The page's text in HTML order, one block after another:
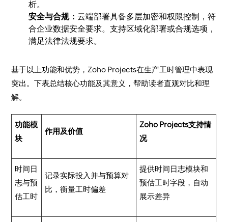
析。
安全与合规：云端部署具备多层加密和权限控制，符
合企业数据安全要求。支持区域化部署或合规选项，
满足法律法规要求。
基于以上功能和优势，Zoho Projects在生产工时管理中表现
突出。下表总结核心功能及其意义，帮助读者直观对比和理
解。
功能模
块
作用及价值
Zoho Projects支持情
况
时间日
志与预
估工时
记录实际投入并与预算对
比，衡量工时偏差
提供时间日志模块和
预估工时字段，自动
展示差异